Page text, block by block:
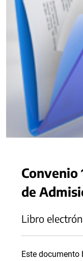
Convenio
de
Libro
Este documento